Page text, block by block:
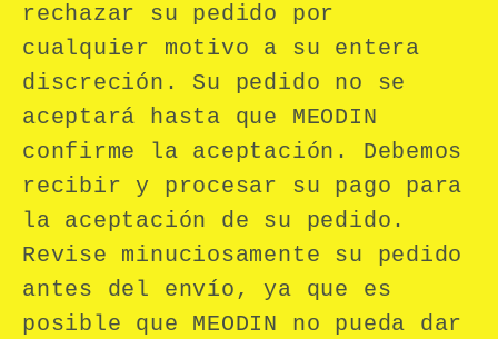
rechazar su pedido por
cualquier motivo a su entera
discreción. Su pedido no se
aceptará hasta que MEODIN
confirme la aceptación. Debemos
recibir y procesar su pago para
la aceptación de su pedido.
Revise minuciosamente su pedido
antes del envío, ya que es
posible que MEODIN no pueda dar